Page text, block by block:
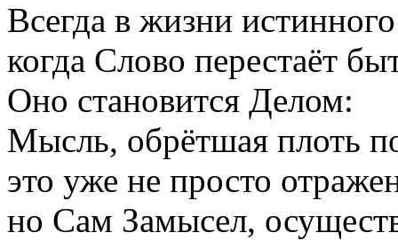
Всегда в жизни
когда Слово перестаёт
Оно становится Делом:
Мысль, обрётшая плоть
это уже не просто
но Сам Замысел,